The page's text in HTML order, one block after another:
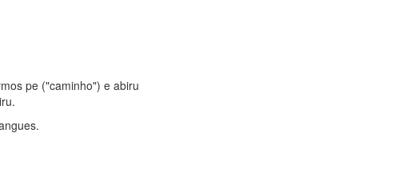
pe ("caminho") e abiru